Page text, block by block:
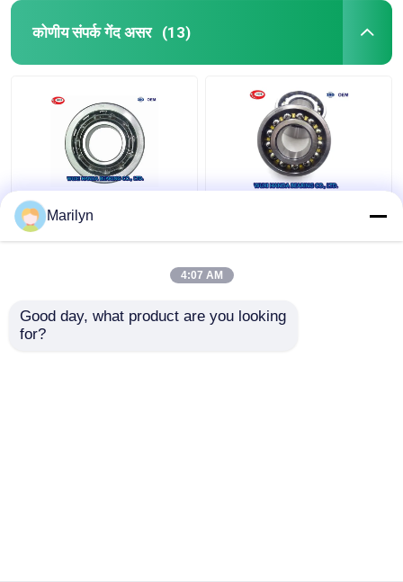
कोणीय संपर्क गेंद असर (13)
7216 BECBP कोणीय संपर्क
गेंद असर 7214 BECBJ
N2MA
Marilyn
4:07 AM
Good day, what product are you looking
for?